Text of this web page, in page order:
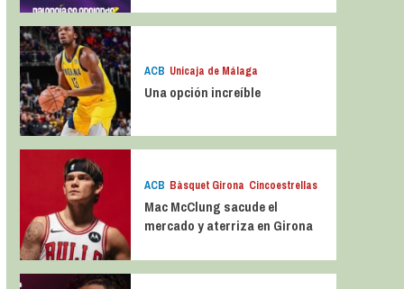
ACB Unicaja de Málaga
Una opción increíble
ACB Bàsquet Girona Cincoestrellas
Mac McClung sacude el
mercado y aterriza en Girona